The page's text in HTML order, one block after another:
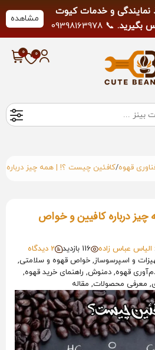
نمایندگی و خدمات کیوت
بگیرید. 📞 09398163978
از ساعات کاری خودداری
مشاهده
قهوه/کافئین چیست ؟! | همه چیز درباره
درباره کافیین و خواص
الیاس عباس زاده 116 بازدید
2 دیدگاه
و اسپرسوساز, خواص قهوه و سلامتی,
قهوه, دمنوش, راهنمای خرید قهوه,
معرفی محصولات, مقاله